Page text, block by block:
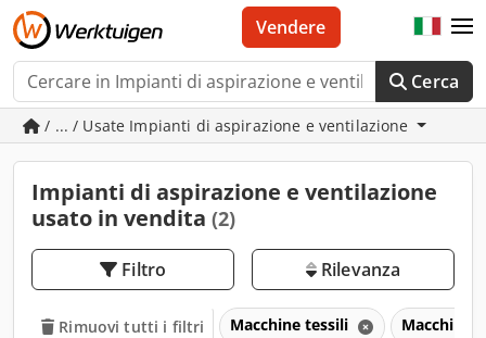
Cerca
Vendere
/ ... / Usate Impianti di aspirazione e ventilazione
Impianti di aspirazione e ventilazione
usato in vendita (2)
Filtro Rilevanza
Rimuovi tutti i filtri Macchine tessili Macchine